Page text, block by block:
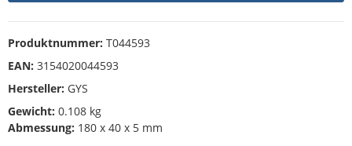
Produktnummer: T044593
EAN: 3154020044593
Hersteller: GYS
Gewicht: 0.108 kg
Abmessung: 180 x 40 x 5 mm